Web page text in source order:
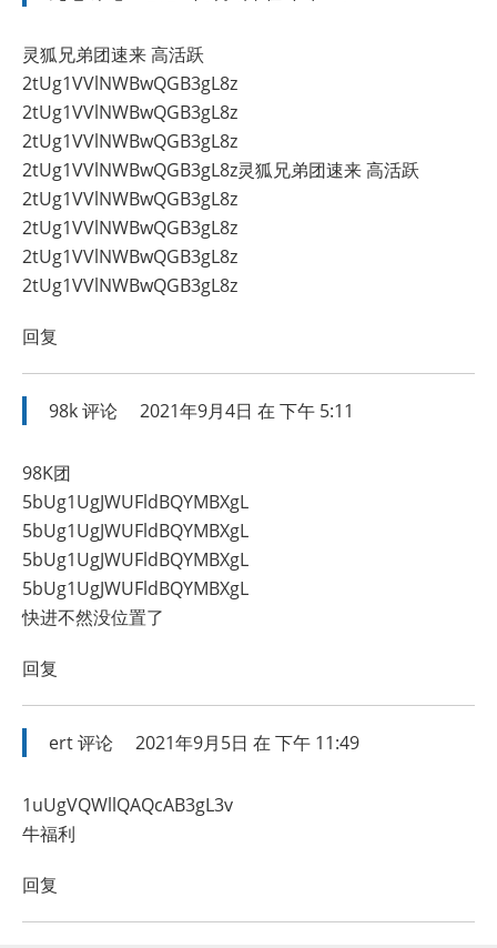
灵狐兄弟团速来 高活跃
2tUg1VVlNWBwQGB3gL8z
2tUg1VVlNWBwQGB3gL8z
2tUg1VVlNWBwQGB3gL8z
2tUg1VVlNWBwQGB3gL8z灵狐兄弟团速来 高活跃
2tUg1VVlNWBwQGB3gL8z
2tUg1VVlNWBwQGB3gL8z
2tUg1VVlNWBwQGB3gL8z
2tUg1VVlNWBwQGB3gL8z
回复
98k评论 2021年9月4日 在 下午 5:11
98K团
5bUg1UgJWUFldBQYMBXgL
5bUg1UgJWUFldBQYMBXgL
5bUg1UgJWUFldBQYMBXgL
5bUg1UgJWUFldBQYMBXgL
快进不然没位置了
回复
ert评论 2021年9月5日 在 下午 11:49
1uUgVQWllQAQcAB3gL3v
牛福利
回复